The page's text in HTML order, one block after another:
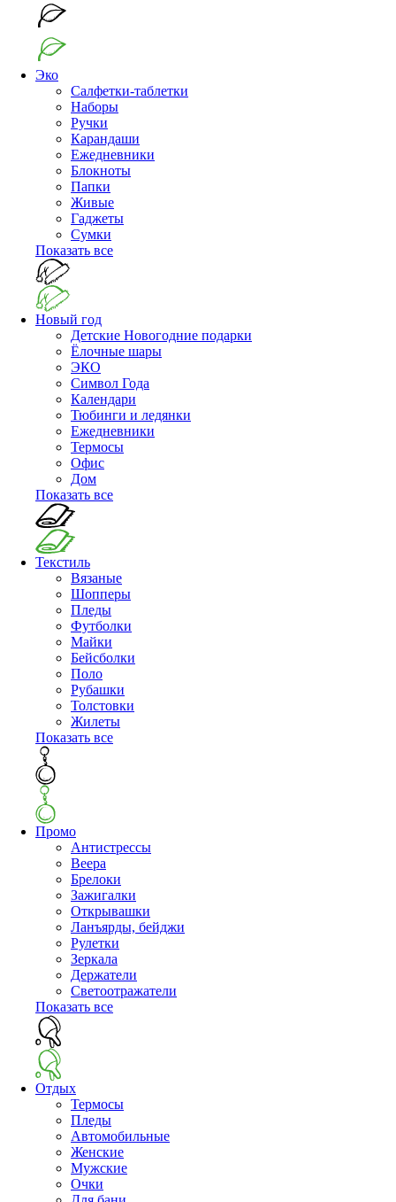
Эко
Салфетки-таблетки
Наборы
Ручки
Карандаши
Ежедневники
Блокноты
Папки
Живые
Гаджеты
Сумки
Показать все
Новый год
Детские Новогодние подарки
Ёлочные шары
ЭКО
Символ Года
Календари
Тюбинги и ледянки
Ежедневники
Термосы
Офис
Дом
Показать все
Текстиль
Вязаные
Шопперы
Пледы
Футболки
Майки
Бейсболки
Поло
Рубашки
Толстовки
Жилеты
Показать все
Промо
Антистрессы
Веера
Брелоки
Зажигалки
Открывашки
Ланъярды, бейджи
Рулетки
Зеркала
Держатели
Светоотражатели
Показать все
Отдых
Термосы
Пледы
Автомобильные
Женские
Мужские
Очки